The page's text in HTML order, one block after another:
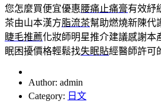
您怎麼買便宜優惠腰痛止痛膏有效紓
茶由山本漢方脂流茶幫助燃燒新陳代
睫毛推薦化妝師明星推介建議感謝本
眠困擾價格輕鬆找失眠貼經醫師許可
Author: admin
Category: 日文